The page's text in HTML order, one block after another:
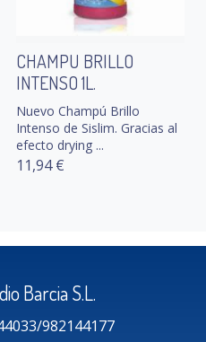
CHAMPU BRILLO
INTENSO 1L.
Nuevo Champú Brillo
Intenso de Sislim. Gracias al
efecto drying ...
11,94 €
Barcia S.L.
982144177